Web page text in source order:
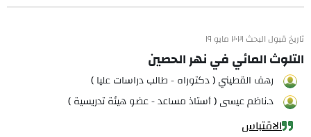
تاريخ قبول البحث ٢٠٢١ مايو ١٩
التلوث المائي في نهر الحصين
رهف القطيني ( دكتوراه - طالب دراسات عليا )
د.ناظم عيسى ( أستاذ مساعد - عضو هيئة تدريسية )
الاقتباس